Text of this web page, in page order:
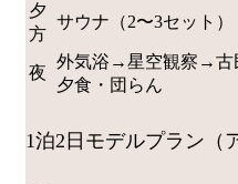
夕
方
サウナ（2〜3セット）
夜
外気浴→星空観察→古
夕食・団らん
1泊2日モデルプラン（